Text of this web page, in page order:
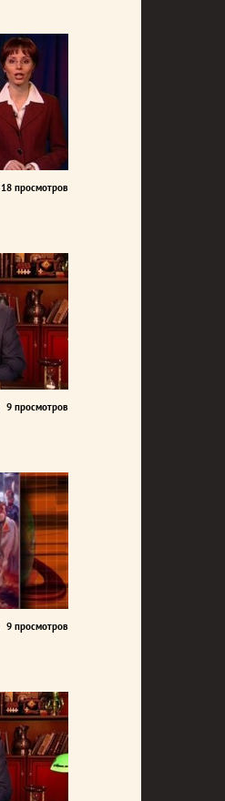
18 просмотров
9 просмотров
9 просмотров